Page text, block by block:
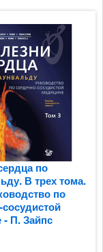
по
В трех тома.
по
- П. Зайпс